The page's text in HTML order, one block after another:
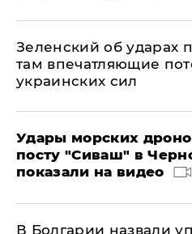
Зеленский об ударах
там впечатляющие
украинских сил
Удары морских
посту "Сиваш" в
показали на видео
В Болгарии назвали